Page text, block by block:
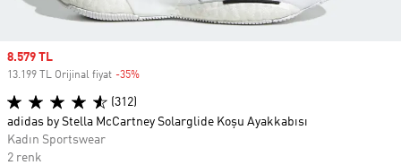
Sale price
8.579 TL
13.199 TL Orijinal fiyat -35%
(312)
adidas by Stella McCartney Solarglide Koşu Ayakkabısı
Kadın Sportswear
2 renk